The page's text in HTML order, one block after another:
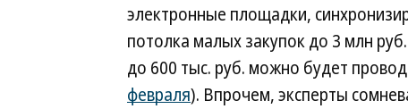
электронные площадки,
потолка малых закупок до 3 млн
до 600 тыс. руб. можно будет
февраля). Впрочем, эксперты